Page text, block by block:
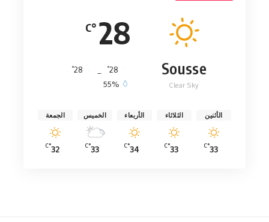
28
°C
Sousse
Clear Sky
28
°
28
°
55%
الأثنين
33
°C
الثلاثاء
33
°C
الأربعاء
34
°C
الخميس
33
°C
الجمعة
32
°C